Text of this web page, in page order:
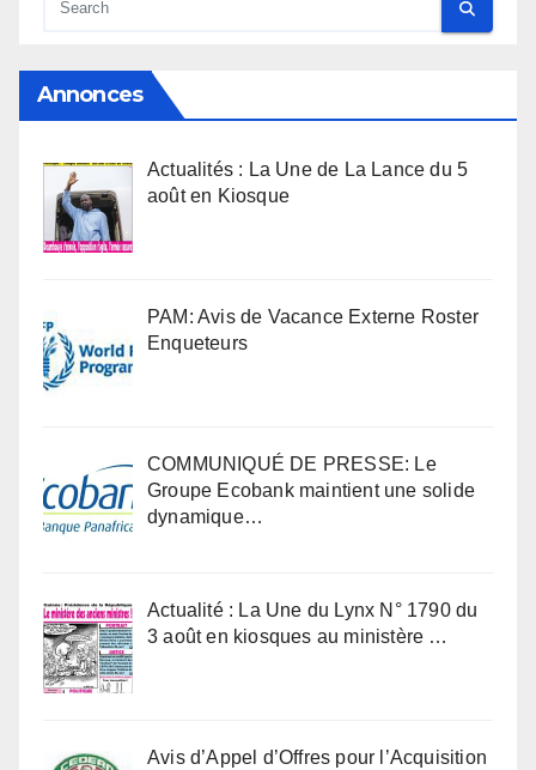
Annonces
Actualités : La Une de La Lance du 5
août en Kiosque
PAM: Avis de Vacance Externe Roster
Enqueteurs
COMMUNIQUÉ DE PRESSE: Le
Groupe Ecobank maintient une solide
dynamique…
Actualité : La Une du Lynx N° 1790 du
3 août en kiosques au ministère …
Avis d’Appel d’Offres pour l’Acquisition